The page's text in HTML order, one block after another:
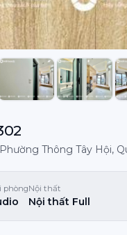
Thông Tây Hội,
phòngNội thất
Nội thất Full